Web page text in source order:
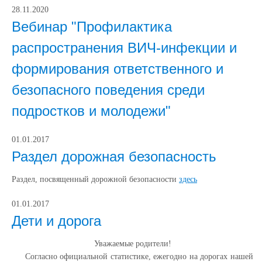
28.11.2020
Вебинар "Профилактика
распространения ВИЧ-инфекции и
формирования ответственного и
безопасного поведения среди
подростков и молодежи"
01.01.2017
Раздел дорожная безопасность
Раздел, посвященный дорожной безопасности здесь
01.01.2017
Дети и дорога
Уважаемые родители!
Согласно официальной статистике, ежегодно на дорогах нашей